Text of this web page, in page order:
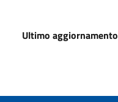
Ultimo aggiornamento